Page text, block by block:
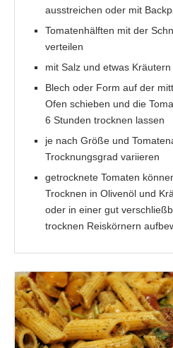
ausstreichen oder mit
Tomatenhälften mit der
verteilen
mit Salz und etwas
Blech oder Form auf der
Ofen schieben und die
6 Stunden trocknen lassen
je nach Größe und
Trocknungsgrad variieren
getrocknete Tomaten
Trocknen in Olivenöl und
oder in einer gut
trocknen Reiskörnern